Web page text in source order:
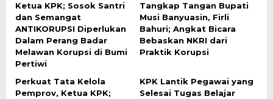
Ketua KPK; Sosok Santri
dan Semangat
ANTIKORUPSI Diperlukan
Dalam Perang Badar
Melawan Korupsi di Bumi
Pertiwi
Tangkap Tangan Bupati
Musi Banyuasin, Firli
Bahuri; Angkat Bicara
Bebaskan NKRI dari
Praktik Korupsi
Perkuat Tata Kelola
Pemprov, Ketua KPK;
KPK Lantik Pegawai yang
Selesai Tugas Belajar